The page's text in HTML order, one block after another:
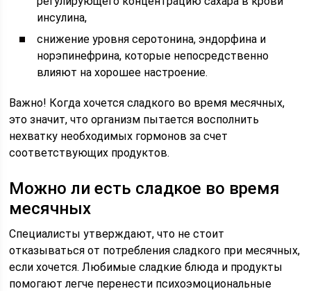
инсулина,
снижение уровня серотонина, эндорфина и
норэпинефрина, которые непосредственно
влияют на хорошее настроение.
Важно! Когда хочется сладкого во время месячных,
это значит, что организм пытается восполнить
нехватку необходимых гормонов за счет
соответствующих продуктов.
Можно ли есть сладкое во время
месячных
Специалисты утверждают, что не стоит
отказываться от потребления сладкого при месячных,
если хочется. Любимые сладкие блюда и продукты
помогают легче перенести психоэмоциональные